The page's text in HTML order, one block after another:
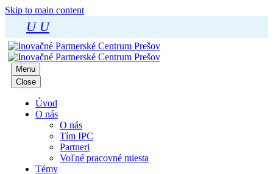
Skip to main content
U U
Menu
Close
Úvod
O nás
O nás
Tím IPC
Partneri
Voľné pracovné miesta
Témy